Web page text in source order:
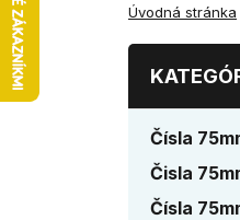
Úvodná stránka
Čísla
Čisla
Čísla